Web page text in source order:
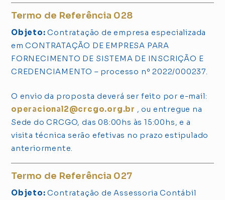
Termo de Referência 028
Objeto: Contratação de empresa especializada
em CONTRATAÇÃO DE EMPRESA PARA
FORNECIMENTO DE SISTEMA DE INSCRIÇÃO E
CREDENCIAMENTO – processo nº 2022/000237.
O envio da proposta deverá ser feito por e-mail:
operacional2@crcgo.org.br , ou entregue na
Sede do CRCGO, das 08:00hs às 15:00hs, e a
visita técnica serão efetivas no prazo estipulado
anteriormente.
Termo de Referência 027
Objeto: Contratação de Assessoria Contábil